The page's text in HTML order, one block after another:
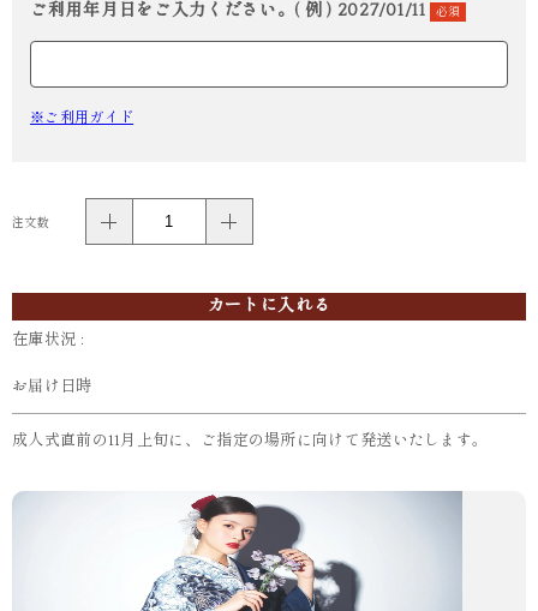
ご利用年月日をご入力ください。( 例 ) 2027/01/11 必須
※ご利用ガイド
注文数
カートに入れる
在庫状況 :
お届け日時
成人式直前の11月上旬に、ご指定の場所に向けて発送いたします。